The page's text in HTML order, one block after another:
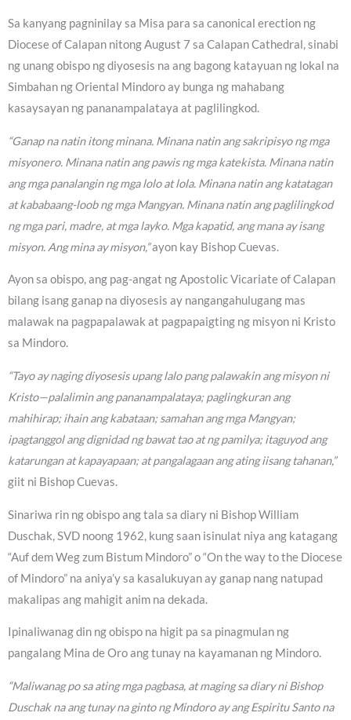
Sa kanyang pagninilay sa Misa para sa canonical erection ng
Diocese of Calapan nitong August 7 sa Calapan Cathedral, sinabi
ng unang obispo ng diyosesis na ang bagong katayuan ng lokal na
Simbahan ng Oriental Mindoro ay bunga ng mahabang
kasaysayan ng pananampalataya at paglilingkod.
“Ganap na natin itong minana. Minana natin ang sakripisyo ng mga
misyonero. Minana natin ang pawis ng mga katekista. Minana natin
ang mga panalangin ng mga lolo at lola. Minana natin ang katatagan
at kababaang-loob ng mga Mangyan. Minana natin ang paglilingkod
ng mga pari, madre, at mga layko. Mga kapatid, ang mana ay isang
misyon. Ang mina ay misyon,”ayon kay Bishop Cuevas.
Ayon sa obispo, ang pag-angat ng Apostolic Vicariate of Calapan
bilang isang ganap na diyosesis ay nangangahulugang mas
malawak na pagpapalawak at pagpapaigting ng misyon ni Kristo
sa Mindoro.
“Tayo ay naging diyosesis upang lalo pang palawakin ang misyon ni
Kristo—palalimin ang pananampalataya; paglingkuran ang
mahihirap; ihain ang kabataan; samahan ang mga Mangyan;
ipagtanggol ang dignidad ng bawat tao at ng pamilya; itaguyod ang
katarungan at kapayapaan; at pangalagaan ang ating iisang tahanan,”
giit ni Bishop Cuevas.
Sinariwa rin ng obispo ang tala sa diary ni Bishop William
Duschak, SVD noong 1962, kung saan isinulat niya ang katagang
“Auf dem Weg zum Bistum Mindoro” o “On the way to the Diocese
of Mindoro” na aniya’y sa kasalukuyan ay ganap nang natupad
makalipas ang mahigit anim na dekada.
Ipinaliwanag din ng obispo na higit pa sa pinagmulan ng
pangalang Mina de Oro ang tunay na kayamanan ng Mindoro.
“Maliwanag po sa ating mga pagbasa, at maging sa diary ni Bishop
Duschak na ang tunay na ginto ng Mindoro ay ang Espiritu Santo na